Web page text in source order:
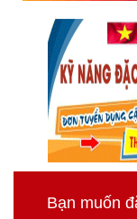
Bạn muốn